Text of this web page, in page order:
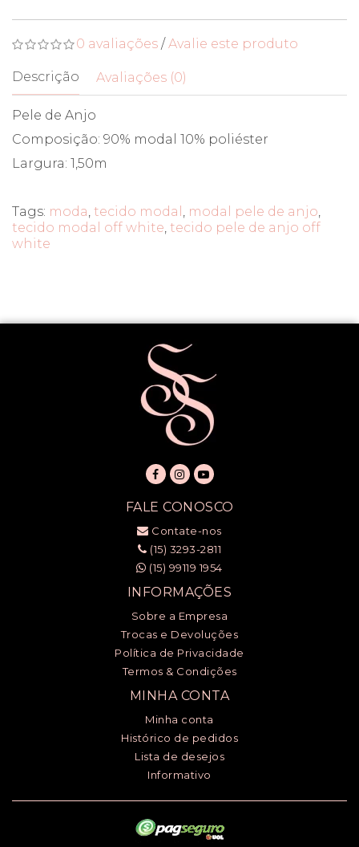
0 avaliações /Avalie este produto
Descrição Avaliações (0)
Pele de Anjo
Composição: 90% modal 10% poliéster
Largura: 1,50m
Tags: moda, tecido modal , modal pele de anjo,
tecido modal off white, tecido pele de anjo off
white
FALE CONOSCO
Contate-nos
(15) 3293-2811
(15) 99119 1954
INFORMAÇÕES
Sobre a Empresa
Trocas e Devoluções
Política de Privacidade
Termos & Condições
MINHA CONTA
Minha conta
Histórico de pedidos
Lista de desejos
Informativo